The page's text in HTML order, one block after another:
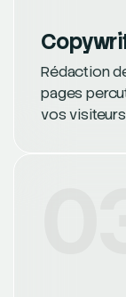
Rédaction
pages
vos